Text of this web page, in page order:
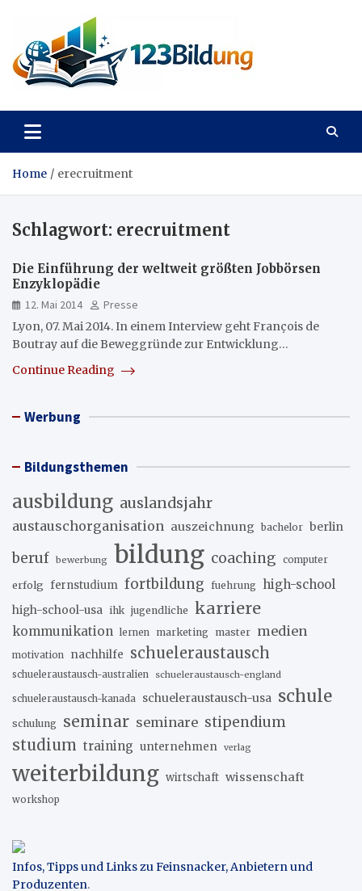
content
123Bildung
Home erecruitment
Schlagwort: erecruitment
Die Einführung der weltweit größten Jobbörsen
Enzyklopädie
12. Mai 2014
Presse
Lyon, 07. Mai 2014. In einem Interview geht François de
Boutray auf die Beweggründe zur Entwicklung…
Continue Reading
Werbung
Bildungsthemen
ausbildung auslandsjahr
austauschorganisation auszeichnung bachelor berlin
beruf bewerbung bildung coaching computer
erfolg fernstudium fortbildung fuehrung high-school
high-school-usa ihk jugendliche karriere
kommunikation lernen marketing master medien
motivation nachhilfe schueleraustausch
schueleraustausch-australien schueleraustausch-england
schueleraustausch-kanada schueleraustausch-usa schule
schulung seminar seminare stipendium
studium training unternehmen verlag
weiterbildung wirtschaft wissenschaft
workshop
Infos, Tipps und Links zu Feinsnacker, Anbietern und
Produzenten.